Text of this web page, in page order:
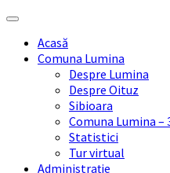
Skip
content
Skip
sidebar
Skip
right
sidebar
Skip
footerAcasă
Comuna Lumina
Despre Lumina
Despre Oituz
Sibioara
Comuna Lumina –
Statistici
Tur virtual
Administrație